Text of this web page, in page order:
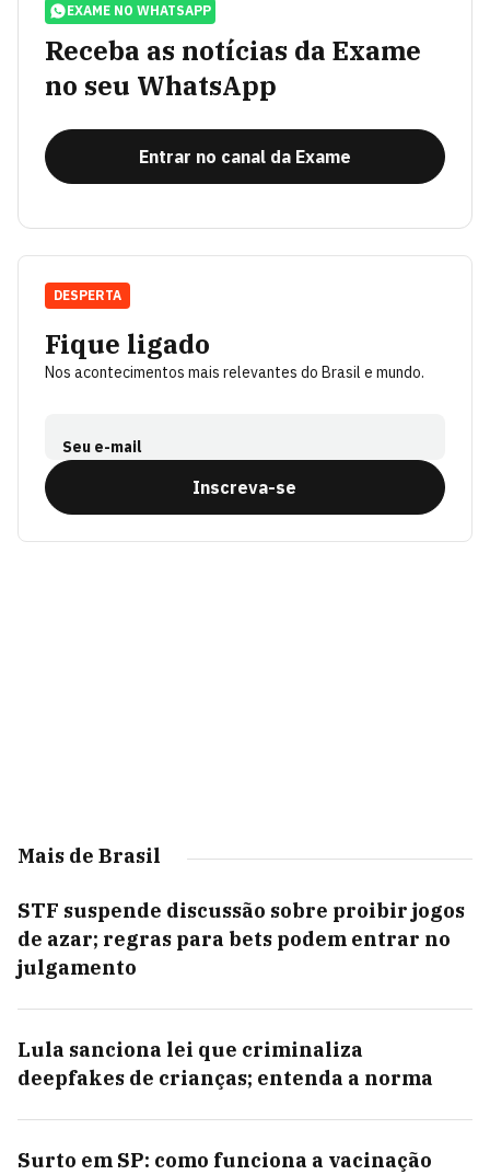
EXAME NO WHATSAPP
Receba as notícias da Exame
no seu WhatsApp
Entrar no canal da Exame
Fique ligado
Nos acontecimentos mais relevantes do Brasil e mundo.
Seu e-mail
Inscreva-se
DESPERTA
Mais de Brasil
STF suspende discussão sobre proibir jogos
de azar; regras para bets podem entrar no
julgamento
Lula sanciona lei que criminaliza
deepfakes de crianças; entenda a norma
Surto em SP: como funciona a vacinação